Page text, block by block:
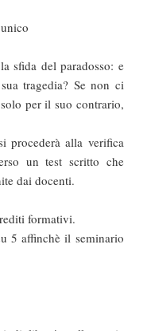
sfida del paradosso: e
tragedia? Se non ci
per il suo contrario,
procederà alla verifica
un test scritto che
dai docenti.
formativi.
5 affinchè il seminario